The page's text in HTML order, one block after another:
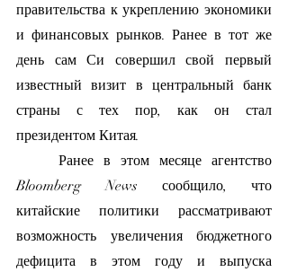
правительства к укреплению экономики
и финансовых рынков. Ранее в тот же
день сам Си совершил свой первый
известный визит в центральный банк
страны с тех пор, как он стал
президентом Китая.
Bloomberg News сообщило, что
китайские политики рассматривают
возможность увеличения бюджетного
дефицита в этом году и выпуска